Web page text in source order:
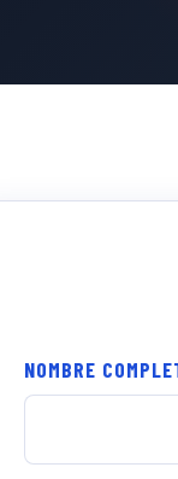
NOMBRE